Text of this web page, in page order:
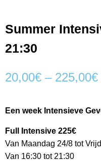
Summer
21:30
20,00€ – 225,00€
Een week Intensieve
Full Intensive 225€
Van Maandag 24/8 tot
Van 16:30 tot 21:30